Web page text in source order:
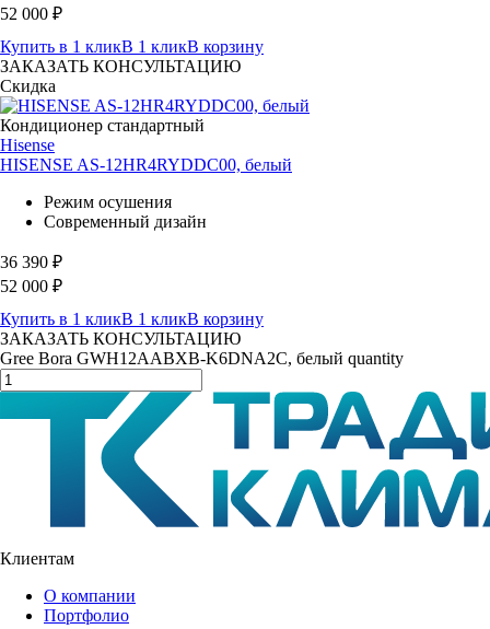
52 000 ₽
Купить в 1 кликВ 1 кликВ корзину
ЗАКАЗАТЬ КОНСУЛЬТАЦИЮ
Скидка
Кондиционер стандартный
Hisense
HISENSE AS-12HR4RYDDC00, белый
Режим осушения
Современный дизайн
36 390 ₽
52 000 ₽
Купить в 1 кликВ 1 кликВ корзину
ЗАКАЗАТЬ КОНСУЛЬТАЦИЮ
Gree Bora GWH12AABXB-K6DNA2C, белый quantity
Клиентам
О компании
Портфолио